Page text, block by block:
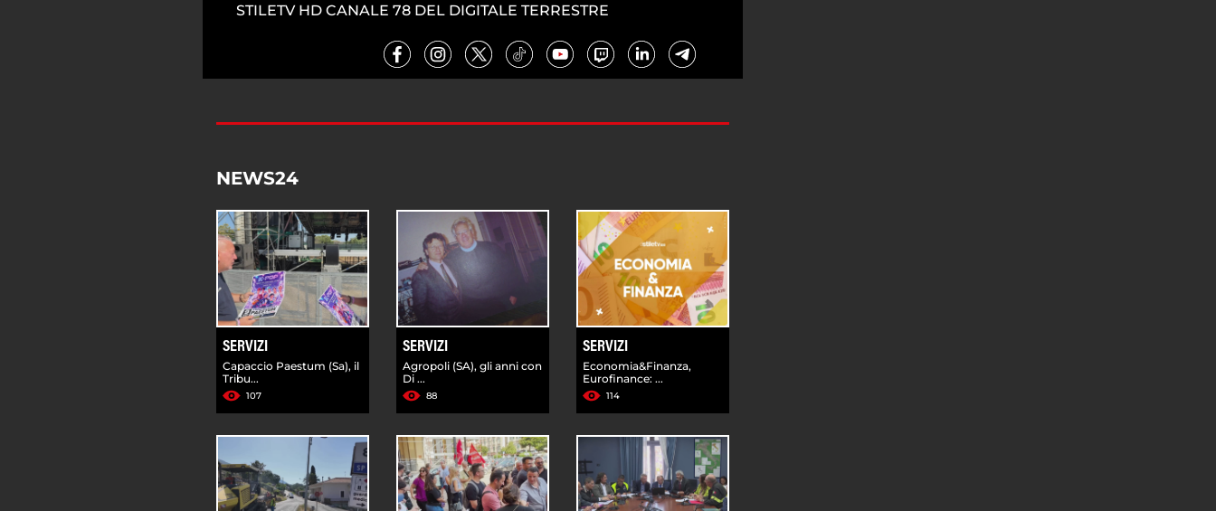
STILETV HD CANALE 78 DEL DIGITALE TERRESTRE
NEWS24
SERVIZI
Capaccio Paestum (Sa), il
Tribu...
107
SERVIZI
Agropoli (SA), gli anni con
Di ...
88
SERVIZI
Economia&Finanza,
Eurofinance: ...
114